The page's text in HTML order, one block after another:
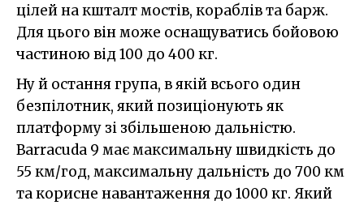
цілей на кшталт мостів, кораблів та барж.
Для цього він може оснащуватись бойовою
частиною від 100 до 400 кг.
Ну й остання група, в якій всього один
безпілотник, який позиціонують як
платформу зі збільшеною дальністю.
Barracuda 9 має максимальну швидкість до
55 км/год, максимальну дальність до 700 км
та корисне навантаження до 1000 кг. Який